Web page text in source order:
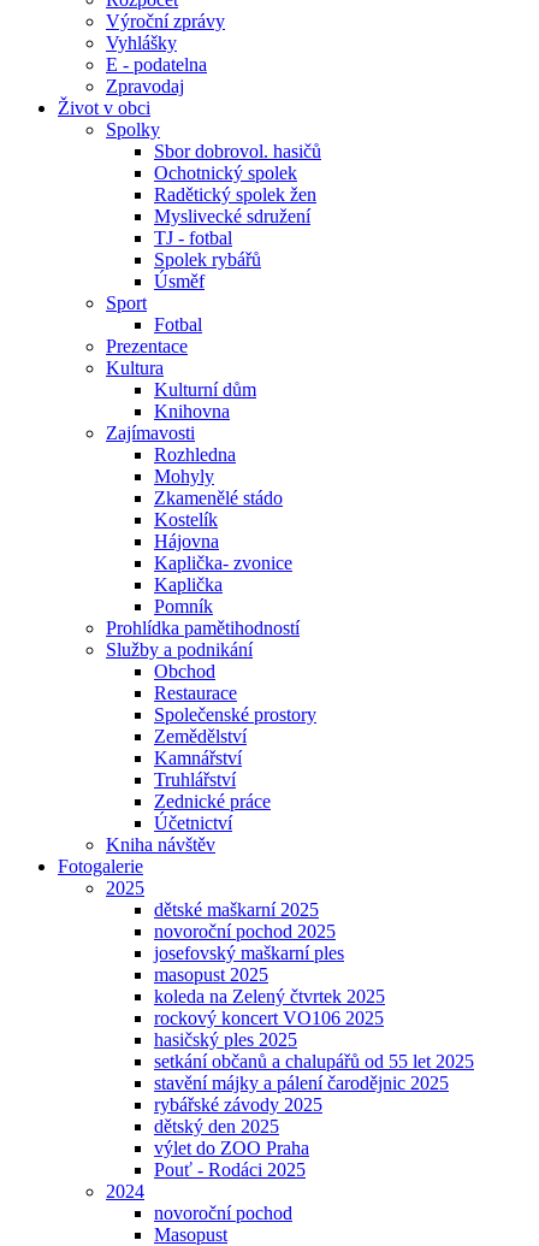
Výroční zprávy
Vyhlášky
E - podatelna
Zpravodaj
Život v obci
Spolky
Sbor dobrovol. hasičů
Ochotnický spolek
Radětický spolek žen
Myslivecké sdružení
TJ - fotbal
Spolek rybářů
Úsměf
Sport
Fotbal
Prezentace
Kultura
Kulturní dům
Knihovna
Zajímavosti
Rozhledna
Mohyly
Zkamenělé stádo
Kostelík
Hájovna
Kaplička- zvonice
Kaplička
Pomník
Prohlídka pamětihodností
Služby a podnikání
Obchod
Restaurace
Společenské prostory
Zemědělství
Kamnářství
Truhlářství
Zednické práce
Účetnictví
Kniha návštěv
Fotogalerie
2025
dětské maškarní 2025
novoroční pochod 2025
josefovský maškarní ples
masopust 2025
koleda na Zelený čtvrtek 2025
rockový koncert VO106 2025
hasičský ples 2025
setkání občanů a chalupářů od 55 let 2025
stavění májky a pálení čarodějnic 2025
rybářské závody 2025
dětský den 2025
výlet do ZOO Praha
Pouť - Rodáci 2025
2024
novoroční pochod
Masopust